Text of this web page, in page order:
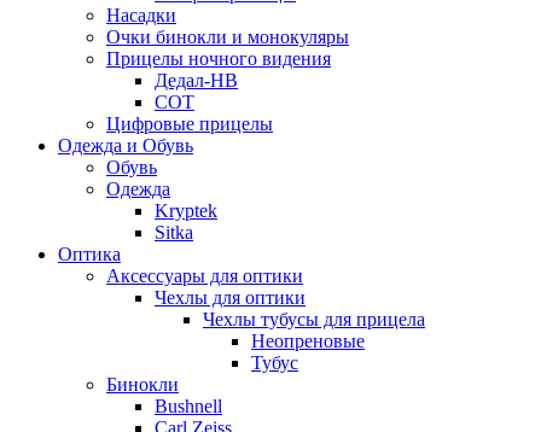
Насадки
Очки бинокли и монокуляры
Прицелы ночного видения
Дедал-НВ
СОТ
Цифровые прицелы
Одежда и Обувь
Обувь
Одежда
Kryptek
Sitka
Оптика
Аксессуары для оптики
Чехлы для оптики
Чехлы тубусы для прицела
Неопреновые
Тубус
Бинокли
Bushnell
Carl Zeiss